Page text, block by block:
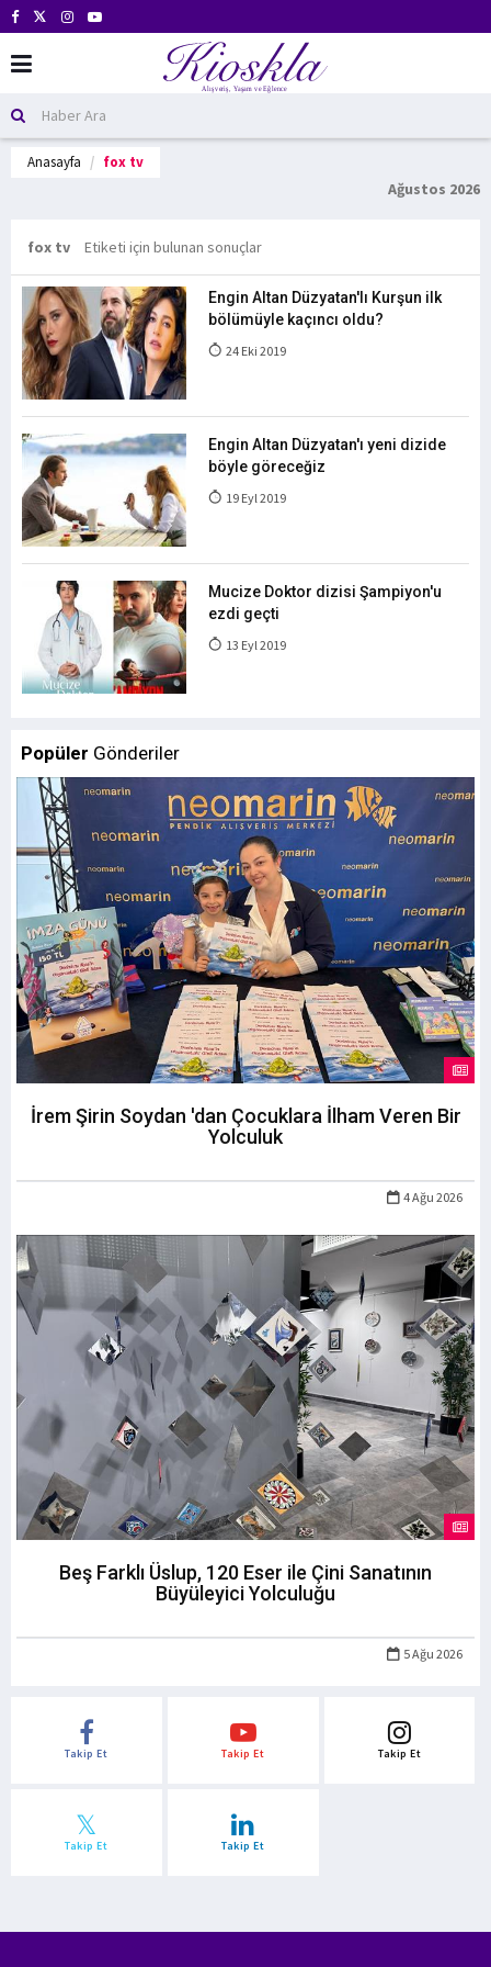
Anasayfa fox tv
Ağustos 2026
fox tv Etiketi için bulunan sonuçlar
Engin Altan Düzyatan'lı Kurşun ilk
bölümüyle kaçıncı oldu?
24 Eki 2019
Engin Altan Düzyatan'ı yeni dizide
böyle göreceğiz
19 Eyl 2019
Mucize Doktor dizisi Şampiyon'u
ezdi geçti
13 Eyl 2019
Popüler Gönderiler
İrem Şirin Soydan 'dan Çocuklara İlham Veren Bir
Yolculuk
4 Ağu 2026
Beş Farklı Üslup, 120 Eser ile Çini Sanatının
Büyüleyici Yolculuğu
5 Ağu 2026
Takip Et Takip Et Takip Et
Takip Et Takip Et